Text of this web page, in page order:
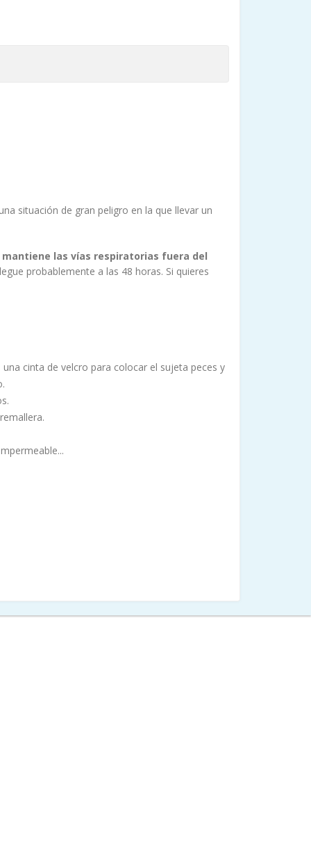
situación de gran peligro en la que llevar un
mantiene las vías respiratorias fuera del
probablemente a las 48 horas. Si quieres
cinta de velcro para colocar el sujeta peces y